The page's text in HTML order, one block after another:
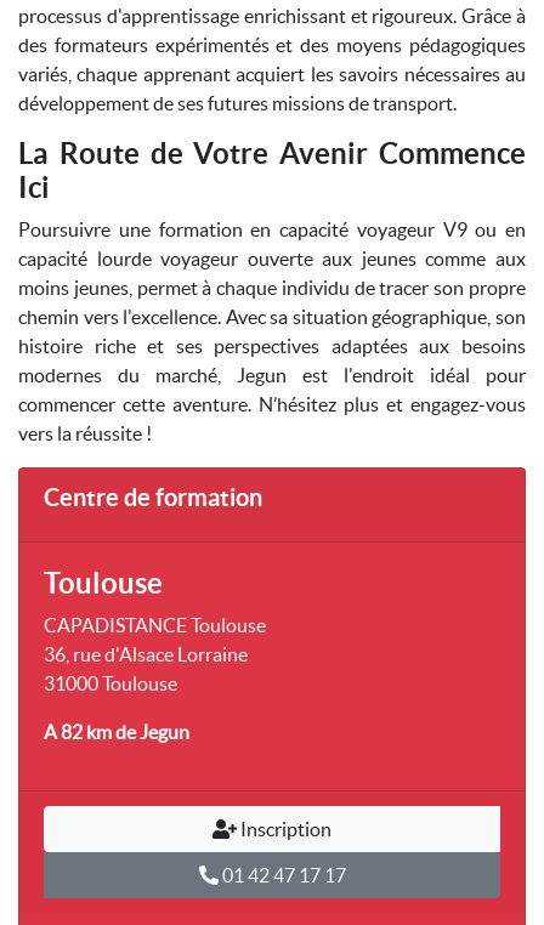
processus d'apprentissage enrichissant et rigoureux. Grâce à
des formateurs expérimentés et des moyens pédagogiques
variés, chaque apprenant acquiert les savoirs nécessaires au
développement de ses futures missions de transport.
La Route de Votre Avenir Commence
Ici
Poursuivre une formation en capacité voyageur V9 ou en
capacité lourde voyageur ouverte aux jeunes comme aux
moins jeunes, permet à chaque individu de tracer son propre
chemin vers l'excellence. Avec sa situation géographique, son
histoire riche et ses perspectives adaptées aux besoins
modernes du marché, Jegun est l'endroit idéal pour
commencer cette aventure. N’hésitez plus et engagez-vous
vers la réussite !
Centre de formation
Toulouse
CAPADISTANCE Toulouse
36, rue d'Alsace Lorraine
31000 Toulouse
A 82 kmde Jegun
Inscription
01 42 47 17 17